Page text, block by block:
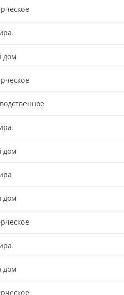
дом
дом
дом
дом